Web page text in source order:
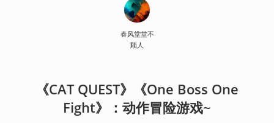
春风堂堂不
顾人
《CAT QUEST》《One Boss One
Fight》：动作冒险游戏~